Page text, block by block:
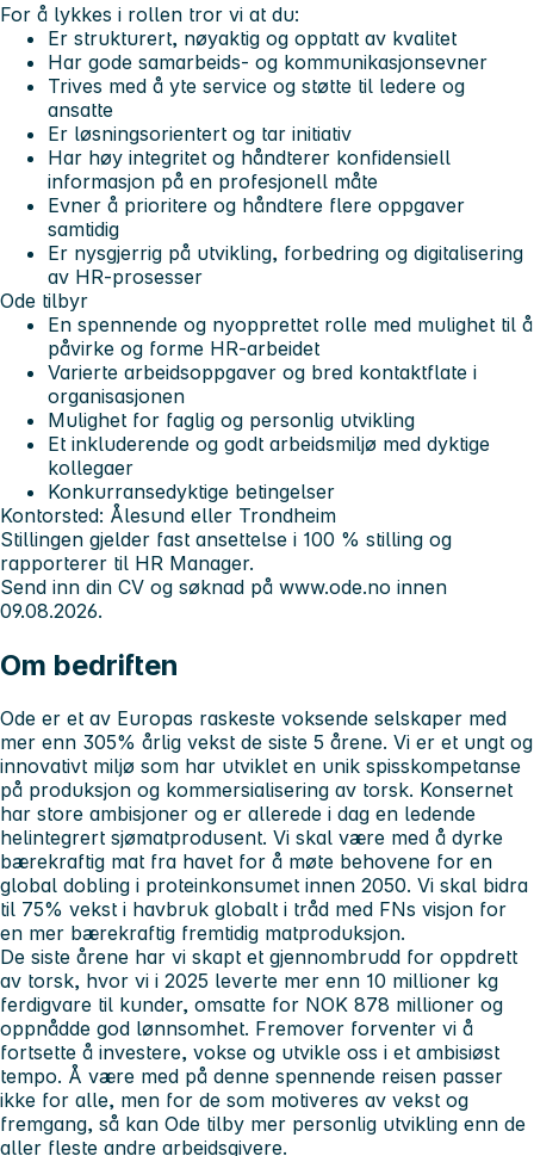
For å lykkes i rollen tror vi at du:
Er strukturert, nøyaktig og opptatt av kvalitet
Har gode samarbeids- og kommunikasjonsevner
Trives med å yte service og støtte til ledere og
ansatte
Er løsningsorientert og tar initiativ
Har høy integritet og håndterer konfidensiell
informasjon på en profesjonell måte
Evner å prioritere og håndtere flere oppgaver
samtidig
Er nysgjerrig på utvikling, forbedring og digitalisering
av HR-prosesser
Ode tilbyr
En spennende og nyopprettet rolle med mulighet til å
påvirke og forme HR-arbeidet
Varierte arbeidsoppgaver og bred kontaktflate i
organisasjonen
Mulighet for faglig og personlig utvikling
Et inkluderende og godt arbeidsmiljø med dyktige
kollegaer
Konkurransedyktige betingelser
Kontorsted: Ålesund eller Trondheim
Stillingen gjelder fast ansettelse i 100 % stilling og
rapporterer til HR Manager.
Send inn din CV og søknad på www.ode.no innen
09.08.2026.
Om bedriften
Ode er et av Europas raskeste voksende selskaper med
mer enn 305% årlig vekst de siste 5 årene. Vi er et ungt og
innovativt miljø som har utviklet en unik spisskompetanse
på produksjon og kommersialisering av torsk. Konsernet
har store ambisjoner og er allerede i dag en ledende
helintegrert sjømatprodusent. Vi skal være med å dyrke
bærekraftig mat fra havet for å møte behovene for en
global dobling i proteinkonsumet innen 2050. Vi skal bidra
til 75% vekst i havbruk globalt i tråd med FNs visjon for
en mer bærekraftig fremtidig matproduksjon.
De siste årene har vi skapt et gjennombrudd for oppdrett
av torsk, hvor vi i 2025 leverte mer enn 10 millioner kg
ferdigvare til kunder, omsatte for NOK 878 millioner og
oppnådde god lønnsomhet. Fremover forventer vi å
fortsette å investere, vokse og utvikle oss i et ambisiøst
tempo. Å være med på denne spennende reisen passer
ikke for alle, men for de som motiveres av vekst og
fremgang, så kan Ode tilby mer personlig utvikling enn de
aller fleste andre arbeidsgivere.